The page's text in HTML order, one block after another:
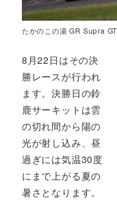
たかのこの湯 GR Supra GT
8月22日はその決
勝レースが行われ
ます。決勝日の鈴
鹿サーキットは雲
の切れ間から陽の
光が射し込み、昼
過ぎには気温30度
にまで上がる夏の
暑さとなります。